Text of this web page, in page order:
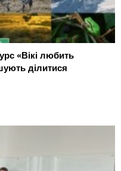
«Вікі любить
ділитися